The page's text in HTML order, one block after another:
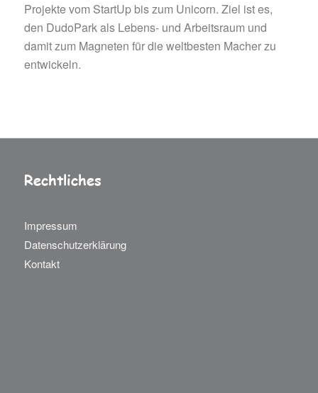
Projekte vom StartUp bis zum Unicorn. Ziel ist es,
den DudoPark als Lebens- und Arbeitsraum und
damit zum Magneten für die weltbesten Macher zu
entwickeln.
Rechtliches
Impressum
Datenschutzerklärung
Kontakt